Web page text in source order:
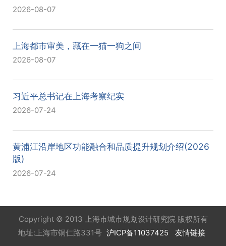
2026-08-07
上海都市审美，藏在一猫一狗之间
2026-08-07
习近平总书记在上海考察纪实
2026-07-24
黄浦江沿岸地区功能融合和品质提升规划介绍(2026
版)
2026-07-24
Copyright © 2013 上海市城市规划设计研究院 版权所有
地址:上海市铜仁路331号 沪ICP备11037425 友情链接